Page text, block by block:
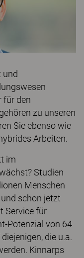
und
für den
zu unseren
Sie ebenso wie
Arbeiten.
im
Studien
Menschen
schon jetzt
Service für
Potenzial von 64
die u.a.
Kinnarps